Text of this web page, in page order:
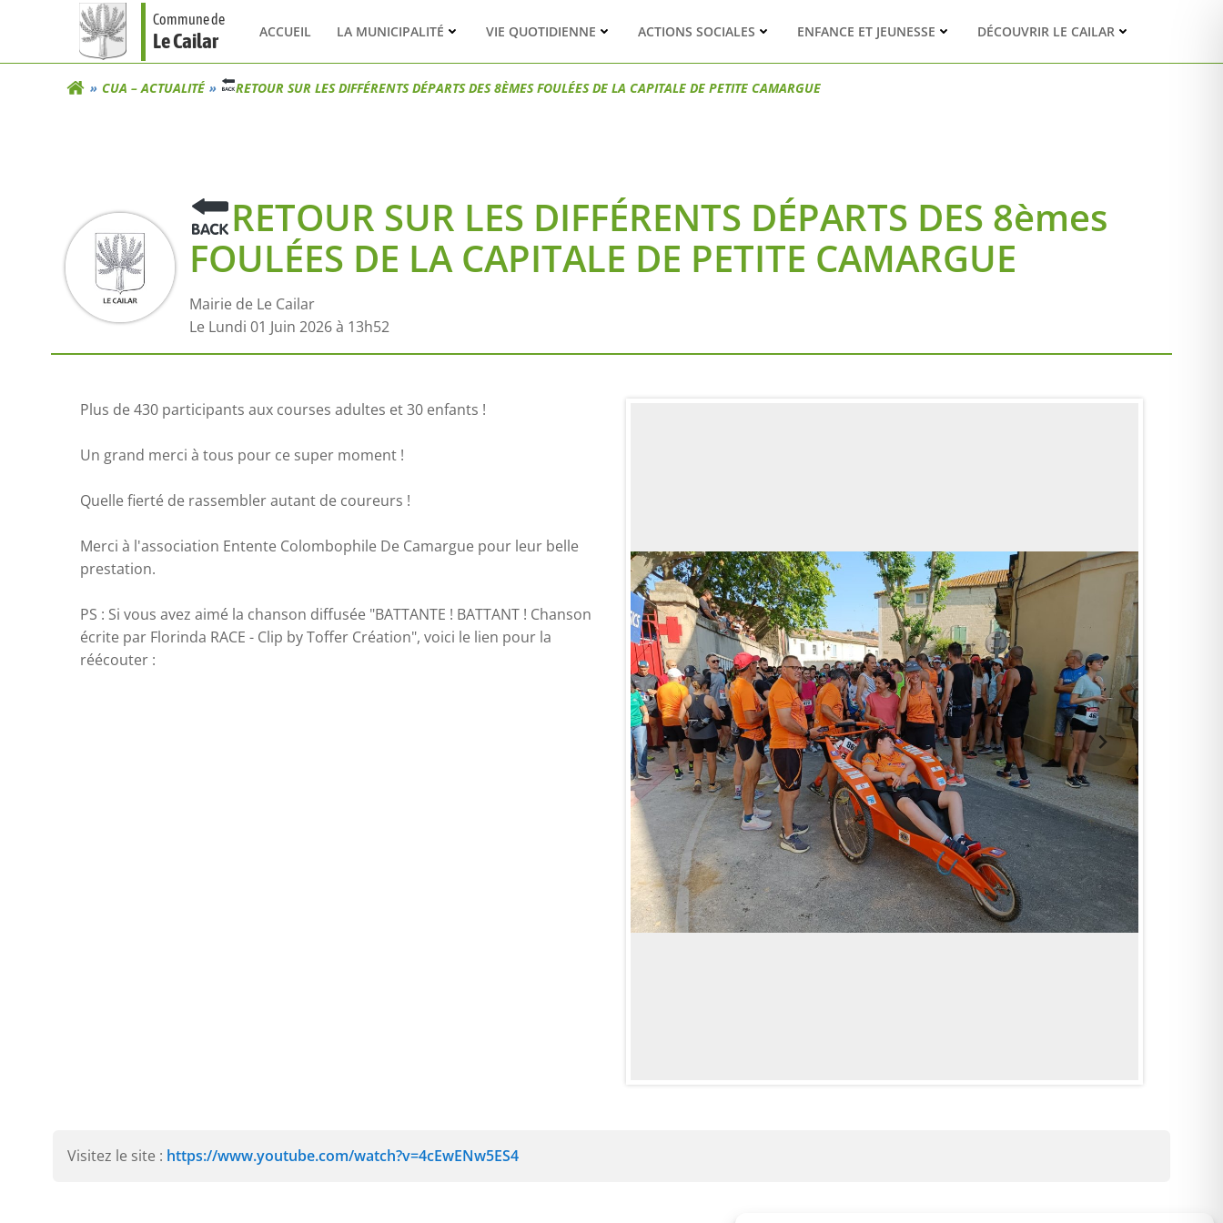
Commune de
Le Cailar ACCUEIL LA MUNICIPALITÉ VIE QUOTIDIENNE ACTIONS SOCIALES ENFANCE ET JEUNESSE DÉCOUVRIR LE CAILAR
CUA – ACTUALITÉ RETOUR SUR LES DIFFÉRENTS DÉPARTS DES 8ÈMES FOULÉES DE LA CAPITALE DE PETITE CAMARGUE
RETOUR SUR LES DIFFÉRENTS DÉPARTS DES 8èmes
FOULÉES DE LA CAPITALE DE PETITE CAMARGUE
Mairie de Le Cailar
Le Lundi 01 Juin 2026 à 13h52
Plus de 430 participants aux courses adultes et 30 enfants !
Un grand merci à tous pour ce super moment !
Quelle fierté de rassembler autant de coureurs !
Merci à l'association Entente Colombophile De Camargue pour leur belle
prestation.
PS : Si vous avez aimé la chanson diffusée "BATTANTE ! BATTANT ! Chanson
écrite par Florinda RACE - Clip by Toffer Création", voici le lien pour la
réécouter :
Visitez le site : https://www.youtube.com/watch?v=4cEwENw5ES4